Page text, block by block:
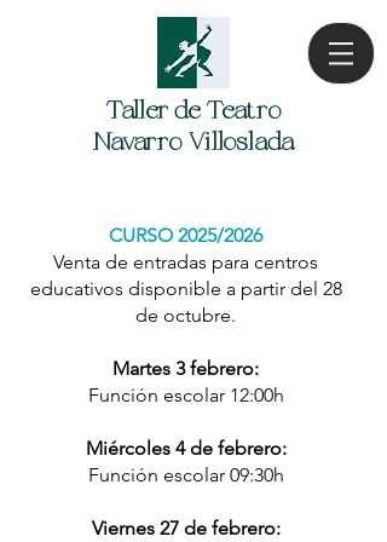
Taller de Teatro
Navarro Villoslada
CURSO 2025/2026
Venta de entradas para centros
educativos disponible a partir del 28
de octubre.​
Martes 3 febrero:
Función escolar 12:00h
Miércoles 4 de febrero:
Función escolar 09:30h
Viernes 27 de febrero: